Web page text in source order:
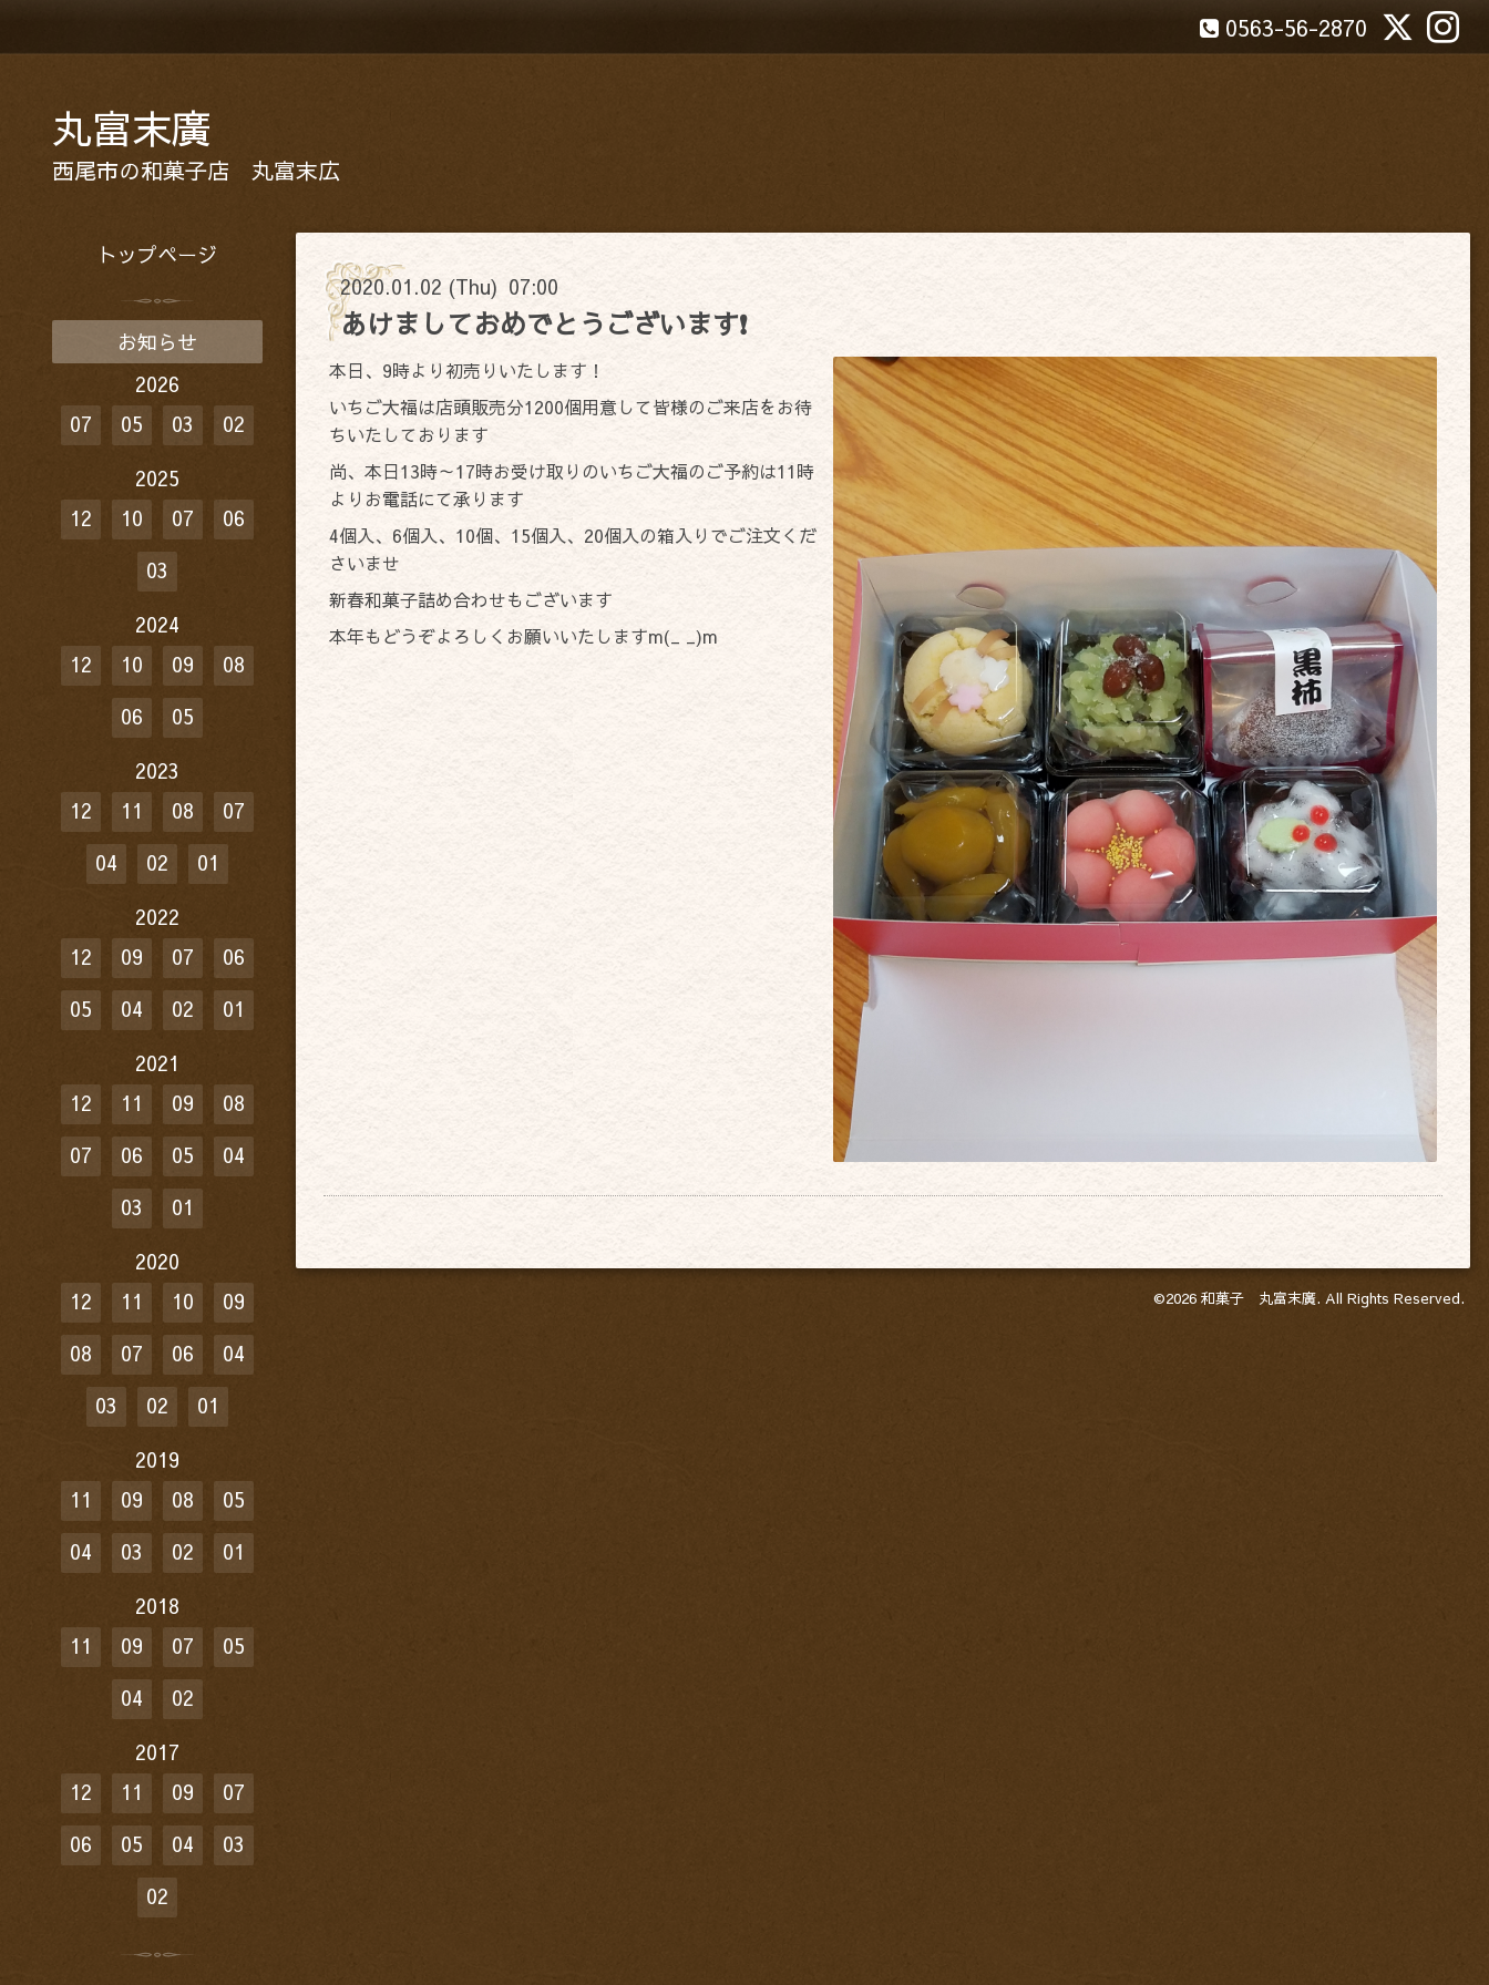
0563-56-2870
丸富末廣
西尾市の和菓子店 丸富末広
2020.01.02 (Thu) 07:00
あけましておめでとうございます❗
本日、9時より初売りいたします！
いちご大福は店頭販売分1200個用意して皆様のご来店をお待
ちいたしております
尚、本日13時～17時お受け取りのいちご大福のご予約は11時
よりお電話にて承ります
4個入、6個入、10個、15個入、20個入の箱入りでご注文くだ
さいませ
新春和菓子詰め合わせもございます
本年もどうぞよろしくお願いいたしますm(_ _)m
©2026 和菓子 丸富末廣. All Rights Reserved.
トップページ
お知らせ
2026
07
05 03
02
2025
12
10 07
06
03
2024
12
10 09
08
06
05
2023
12
11 08
07
04
02
01
2022
12
09 07
06
05
04 02
01
2021
12
11 09
08
07
06 05
04
03
01
2020
12
11 10
09
08
07 06
04
03
02
01
2019
11
09 08
05
04
03 02
01
2018
11
09 07
05
04
02
2017
12
11 09
07
06
05 04
03
02